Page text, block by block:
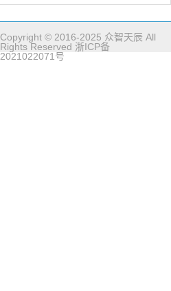
Copyright © 2016-2025 众智天辰 All
Rights Reserved 浙ICP备
2021022071号